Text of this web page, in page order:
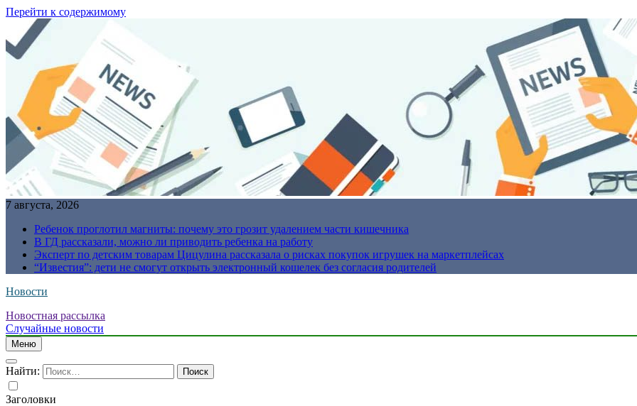
Перейти к содержимому
7 августа, 2026
Ребенок проглотил магниты: почему это грозит удалением части кишечника
В ГД рассказали, можно ли приводить ребенка на работу
Эксперт по детским товарам Цицулина рассказала о рисках покупок игрушек на маркетплейсах
“Известия”: дети не смогут открыть электронный кошелек без согласия родителей
Новости
Новостная рассылка
Случайные новости
Меню
Найти:
Заголовки